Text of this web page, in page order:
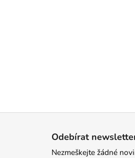
Odebírat
Nezmeškejte žádné